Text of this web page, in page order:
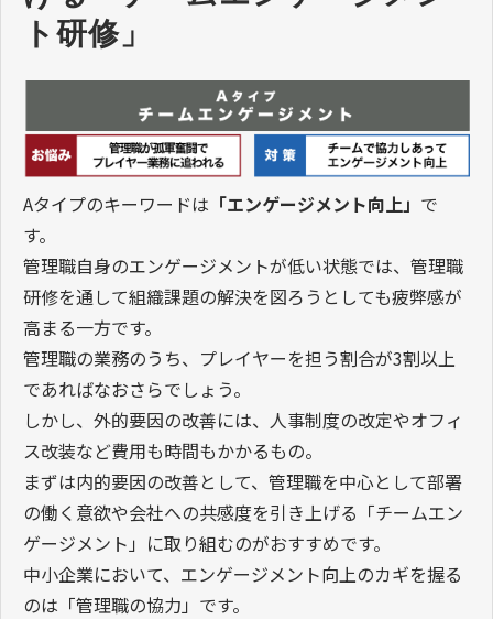
ト研修」
Aタイプのキーワードは 「エンゲージメント向上」 で
す。
管理職自身のエンゲージメントが低い状態では、管理職
研修を通して組織課題の解決を図ろうとしても疲弊感が
高まる一方です。
管理職の業務のうち、プレイヤーを担う割合が3割以上
であればなおさらでしょう。
しかし、外的要因の改善には、人事制度の改定やオフィ
ス改装など費用も時間もかかるもの。
まずは内的要因の改善として、管理職を中心として部署
の働く意欲や会社への共感度を引き上げる「チームエン
ゲージメント」に取り組むのがおすすめです。
中小企業において、エンゲージメント向上のカギを握る
のは「管理職の協力」です。